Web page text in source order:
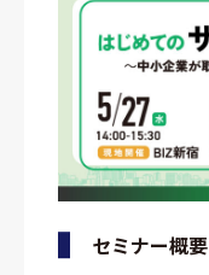
セミナー概要